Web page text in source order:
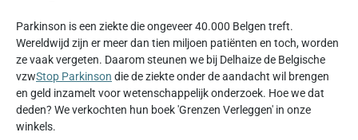
Parkinson is een ziekte die ongeveer 40.000 Belgen treft.
Wereldwijd zijn er meer dan tien miljoen patiënten en toch, worden
ze vaak vergeten. Daarom steunen we bij Delhaize de Belgische
vzwStop Parkinson die de ziekte onder de aandacht wil brengen
en geld inzamelt voor wetenschappelijk onderzoek. Hoe we dat
deden? We verkochten hun boek 'Grenzen Verleggen' in onze
winkels.